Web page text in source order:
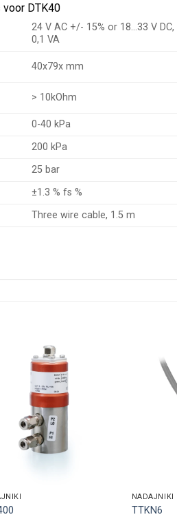
DTK40
24 V AC +/- 15% or 18…33 V DC,
0,1 VA
40x79x mm
> 10kOhm
0-40 kPa
200 kPa
25 bar
±1.3 % fs %
Three wire cable, 1.5 m
NADAJNIKI
TTKN6